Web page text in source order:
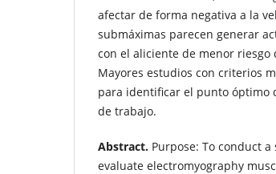
afectar de forma negativa a la
submáximas parecen generar
con el aliciente de menor riesgo
Mayores estudios con criterios
para identificar el punto óptimo
de trabajo.
Abstract. Purpose: To conduct
evaluate electromyography